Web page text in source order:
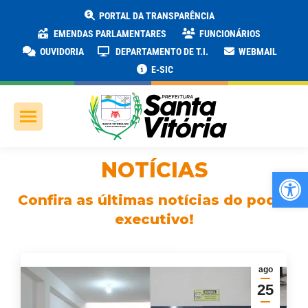
PORTAL DA TRANSPARÊNCIA
EMENDAS PARLAMENTARES
FUNCIONÁRIOS
OUVIDORIA
DEPARTAMENTO DE T.I.
WEBMAIL
E-SIC
NOTÍCIAS
Confira as últimas notícias do poder
executivo!
ago
25